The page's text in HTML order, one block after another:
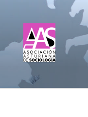
contenido